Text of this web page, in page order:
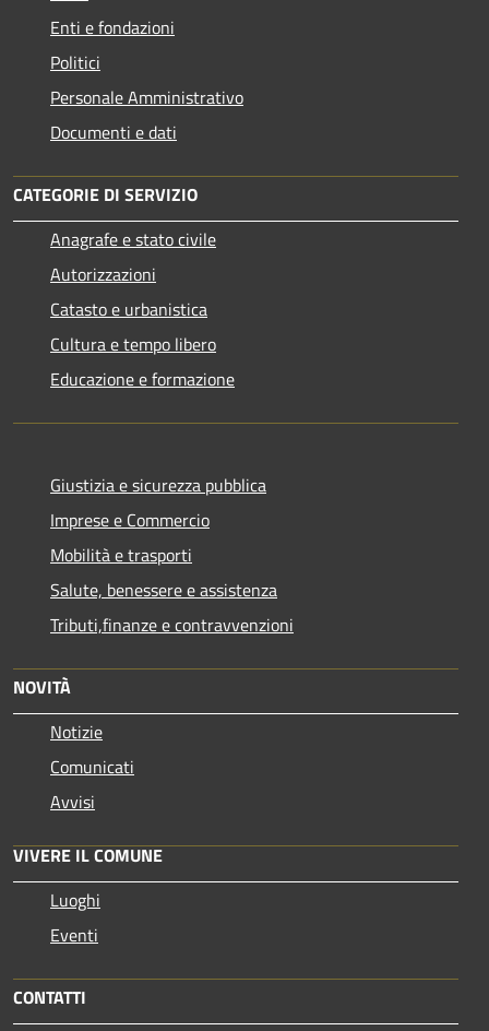
Enti e fondazioni
Politici
Personale Amministrativo
Documenti e dati
CATEGORIE DI SERVIZIO
Anagrafe e stato civile
Autorizzazioni
Catasto e urbanistica
Cultura e tempo libero
Educazione e formazione
Giustizia e sicurezza pubblica
Imprese e Commercio
Mobilità e trasporti
Salute, benessere e assistenza
Tributi,finanze e contravvenzioni
NOVITÀ
Notizie
Comunicati
Avvisi
VIVERE IL COMUNE
Luoghi
Eventi
CONTATTI